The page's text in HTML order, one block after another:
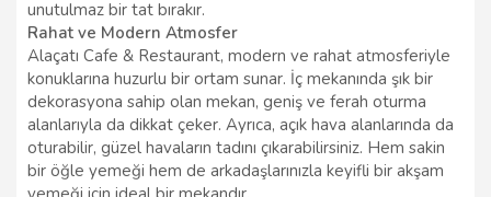
unutulmaz bir tat bırakır.
Rahat ve Modern Atmosfer
Alaçatı Cafe & Restaurant, modern ve rahat atmosferiyle
konuklarına huzurlu bir ortam sunar. İç mekanında şık bir
dekorasyona sahip olan mekan, geniş ve ferah oturma
alanlarıyla da dikkat çeker. Ayrıca, açık hava alanlarında da
oturabilir, güzel havaların tadını çıkarabilirsiniz. Hem sakin
bir öğle yemeği hem de arkadaşlarınızla keyifli bir akşam